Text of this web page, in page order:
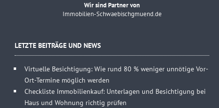
Wir sind Partner von
Immobilien-Schwaebischgmuend.de
LETZTE BEITRÄGE UND NEWS
Virtuelle Besichtigung: Wie rund 80 % weniger unnötige Vor-
Ort-Termine möglich werden
Checkliste Immobilienkauf: Unterlagen und Besichtigung bei
Haus und Wohnung richtig prüfen